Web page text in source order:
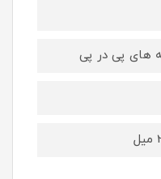
های پی در پی